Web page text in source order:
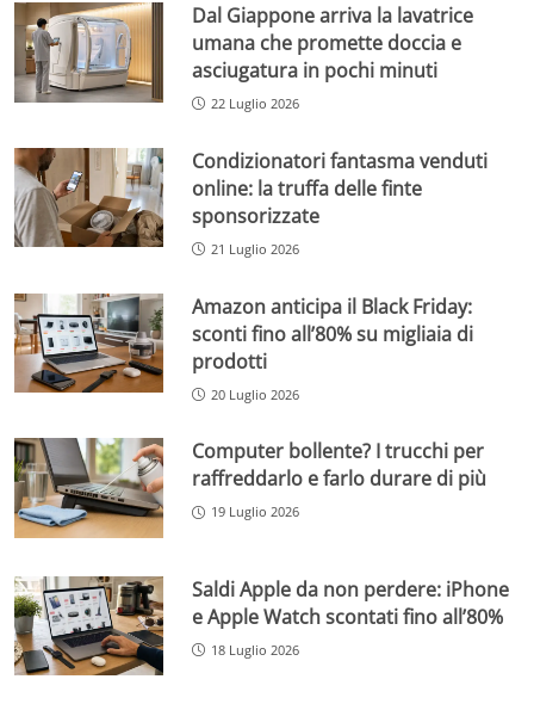
Dal Giappone arriva la lavatrice
umana che promette doccia e
asciugatura in pochi minuti
22 Luglio 2026
Condizionatori fantasma venduti
online: la truffa delle finte
sponsorizzate
21 Luglio 2026
Amazon anticipa il Black Friday:
sconti fino all’80% su migliaia di
prodotti
20 Luglio 2026
Computer bollente? I trucchi per
raffreddarlo e farlo durare di più
19 Luglio 2026
Saldi Apple da non perdere: iPhone
e Apple Watch scontati fino all’80%
18 Luglio 2026